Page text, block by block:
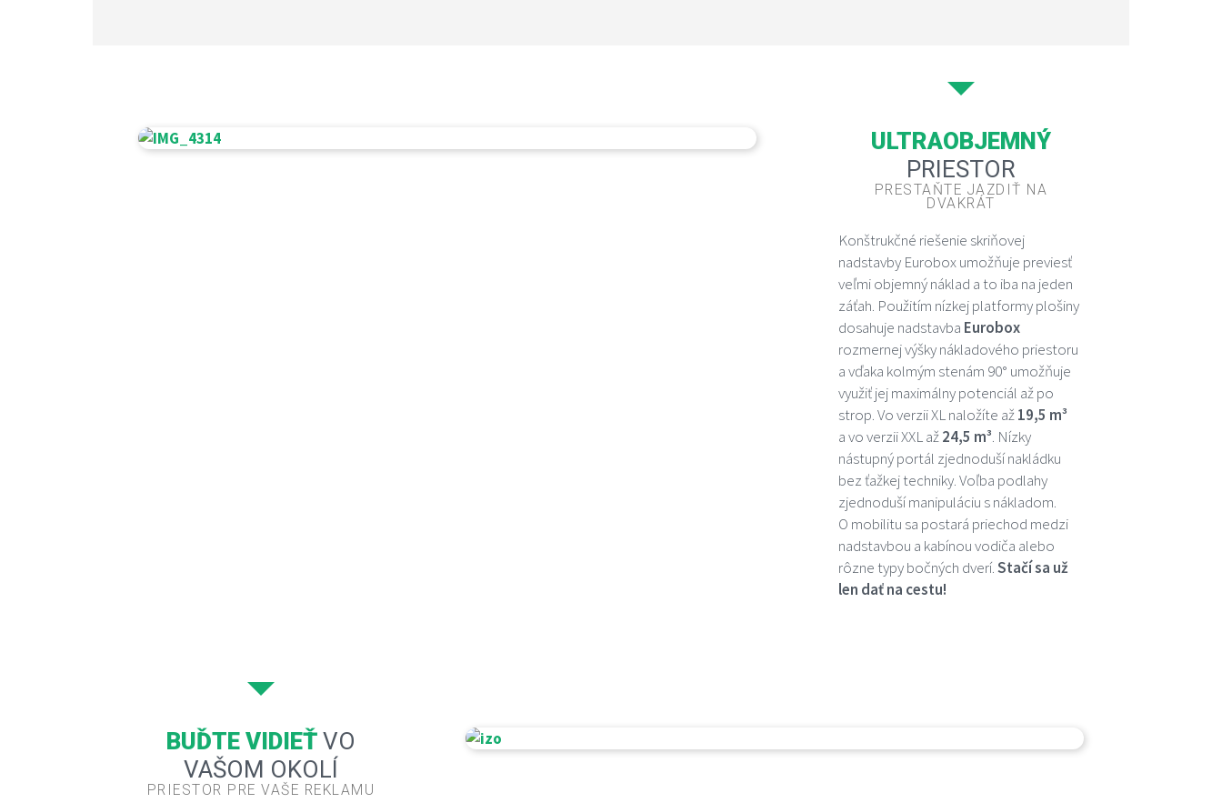
ULTRAOBJEMNÝ
PRIESTOR
PRESTAŇTE JAZDIŤ NA
DVAKRÁT
Konštrukčné riešenie skriňovej
nadstavby Eurobox umožňuje previesť
veľmi objemný náklad a to iba na jeden
záťah. Použitím nízkej platformy plošiny
dosahuje nadstavba Eurobox
rozmernej výšky nákladového priestoru
a vďaka kolmým stenám 90° umožňuje
využiť jej maximálny potenciál až po
strop. Vo verzii XL naložíte až19,5 m³
a vo verzii XXL až24,5 m³. Nízky
nástupný portál zjednoduší nakládku
bez ťažkej techniky. Voľba podlahy
zjednoduší manipuláciu s nákladom.
O mobilitu sa postará priechod medzi
nadstavbou a kabínou vodiča alebo
rôzne typy bočných dverí.Stačí sa už
len dať na cestu!
BUĎTE VIDIEŤ VO
VAŠOM OKOLÍ
PRIESTOR PRE VAŠE REKLAMU